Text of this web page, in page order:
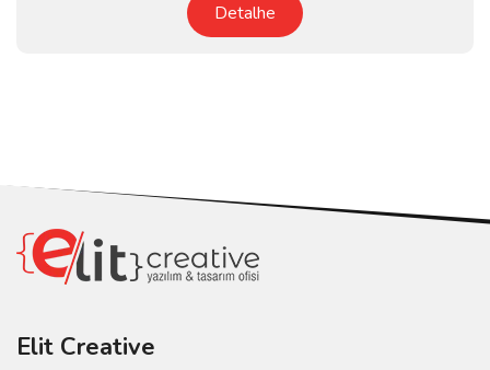
Detalhe
Elit Creative